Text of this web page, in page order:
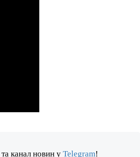
та канал новин уTelegram!